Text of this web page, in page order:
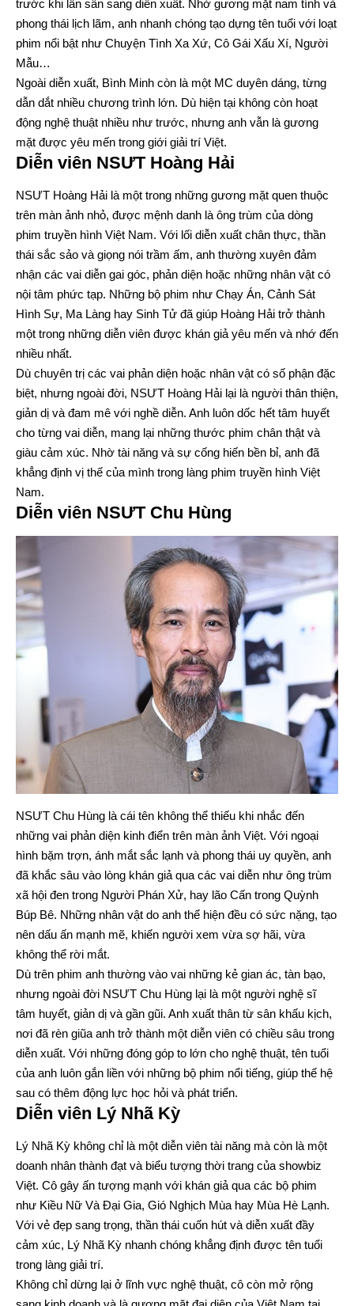
trước khi lấn sân sang diễn xuất. Nhờ gương mặt nam tính và
phong thái lịch lãm, anh nhanh chóng tạo dựng tên tuổi với loạt
phim nổi bật như Chuyện Tình Xa Xứ, Cô Gái Xấu Xí, Người
Mẫu…
Ngoài diễn xuất, Bình Minh còn là một MC duyên dáng, từng
dẫn dắt nhiều chương trình lớn. Dù hiện tại không còn hoạt
động nghệ thuật nhiều như trước, nhưng anh vẫn là gương
mặt được yêu mến trong giới giải trí Việt.
Diễn viên NSƯT Hoàng Hải
NSƯT Hoàng Hải là một trong những gương mặt quen thuộc
trên màn ảnh nhỏ, được mệnh danh là ông trùm của dòng
phim truyền hình Việt Nam. Với lối diễn xuất chân thực, thần
thái sắc sảo và giọng nói trầm ấm, anh thường xuyên đảm
nhận các vai diễn gai góc, phản diện hoặc những nhân vật có
nội tâm phức tạp. Những bộ phim như Chạy Án, Cảnh Sát
Hình Sự, Ma Làng hay Sinh Tử đã giúp Hoàng Hải trở thành
một trong những diễn viên được khán giả yêu mến và nhớ đến
nhiều nhất.
Dù chuyên trị các vai phản diện hoặc nhân vật có số phận đặc
biệt, nhưng ngoài đời, NSƯT Hoàng Hải lại là người thân thiện,
giản dị và đam mê với nghề diễn. Anh luôn dốc hết tâm huyết
cho từng vai diễn, mang lại những thước phim chân thật và
giàu cảm xúc. Nhờ tài năng và sự cống hiến bền bỉ, anh đã
khẳng định vị thế của mình trong làng phim truyền hình Việt
Nam.
Diễn viên NSƯT Chu Hùng
NSƯT Chu Hùng là cái tên không thể thiếu khi nhắc đến
những vai phản diện kinh điển trên màn ảnh Việt. Với ngoại
hình bặm trợn, ánh mắt sắc lạnh và phong thái uy quyền, anh
đã khắc sâu vào lòng khán giả qua các vai diễn như ông trùm
xã hội đen trong Người Phán Xử, hay lão Cấn trong Quỳnh
Búp Bê. Những nhân vật do anh thể hiện đều có sức nặng, tạo
nên dấu ấn mạnh mẽ, khiến người xem vừa sợ hãi, vừa
không thể rời mắt.
Dù trên phim anh thường vào vai những kẻ gian ác, tàn bạo,
nhưng ngoài đời NSƯT Chu Hùng lại là một người nghệ sĩ
tâm huyết, giản dị và gần gũi. Anh xuất thân từ sân khấu kịch,
nơi đã rèn giũa anh trở thành một diễn viên có chiều sâu trong
diễn xuất. Với những đóng góp to lớn cho nghệ thuật, tên tuổi
của anh luôn gắn liền với những bộ phim nổi tiếng, giúp thế hệ
sau có thêm động lực học hỏi và phát triển.
Diễn viên Lý Nhã Kỳ
Lý Nhã Kỳ không chỉ là một diễn viên tài năng mà còn là một
doanh nhân thành đạt và biểu tượng thời trang của showbiz
Việt. Cô gây ấn tượng mạnh với khán giả qua các bộ phim
như Kiều Nữ Và Đại Gia, Gió Nghịch Mùa hay Mùa Hè Lạnh.
Với vẻ đẹp sang trọng, thần thái cuốn hút và diễn xuất đầy
cảm xúc, Lý Nhã Kỳ nhanh chóng khẳng định được tên tuổi
trong làng giải trí.
Không chỉ dừng lại ở lĩnh vực nghệ thuật, cô còn mở rộng